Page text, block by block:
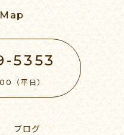
5353
（平日）
ブログ